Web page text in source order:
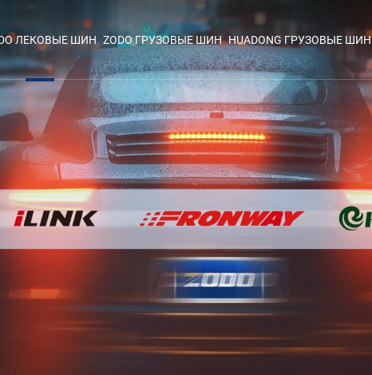
ЛЕКОВЫЕ ШИН ZODO ГРУЗОВЫЕ ШИН HUADONG ГРУЗОВЫЕ ШИН